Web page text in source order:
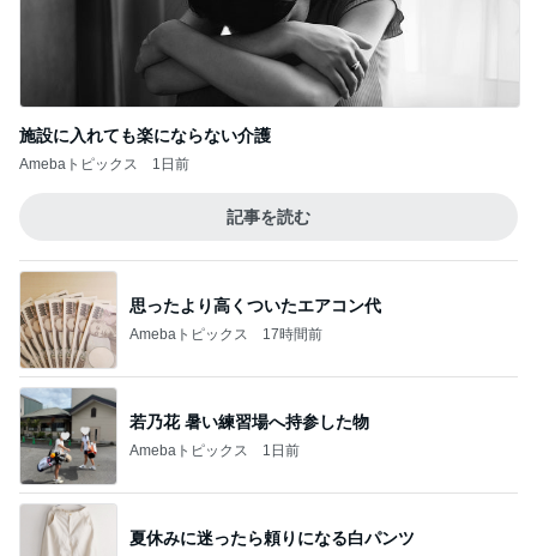
施設に入れても楽にならない介護
1日前
記事を読む
Amebaトピックス 17時間前
若乃花 暑い練習場へ持参した物
Amebaトピックス 1日前
夏休みに迷ったら頼りになる白パンツ
Amebaトピックス 1日前
毎日文句で早く始まってほしい給食